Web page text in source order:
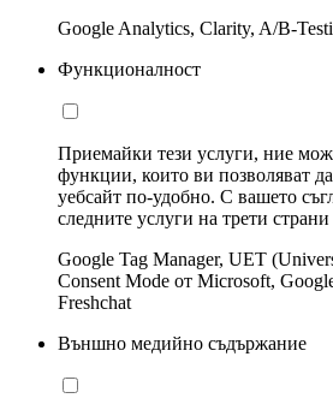
Google Analytics, Clarity, A/B-
Функционалност
Приемайки тези услуги, ние
функции, които ви позволяват
уебсайт по-удобно. С вашето
следните услуги на трети
Google Tag Manager, UET
Consent Mode от Microsoft,
Freshchat
Външно медийно съдържание